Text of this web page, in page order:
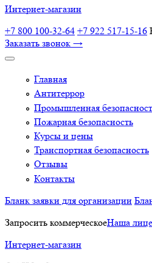
Интернет-магазин
+7 800 100-32-64 +7 922 517-15-16
Заказать звонок →
Главная
Антитеррор
Промышленная
Пожарная безопасность
Курсы и цены
Транспортная безопасность
Отзывы
Контакты
Бланк заявки для организации
Запросить коммерческоеНаша
Интернет-магазин